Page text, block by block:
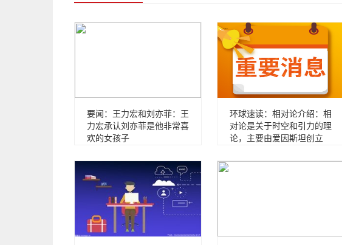
要闻：王力宏和刘亦菲：王
力宏承认刘亦菲是他非常喜
欢的女孩子
环球速读：相对论介绍：相
对论是关于时空和引力的理
论，主要由爱因斯坦创立